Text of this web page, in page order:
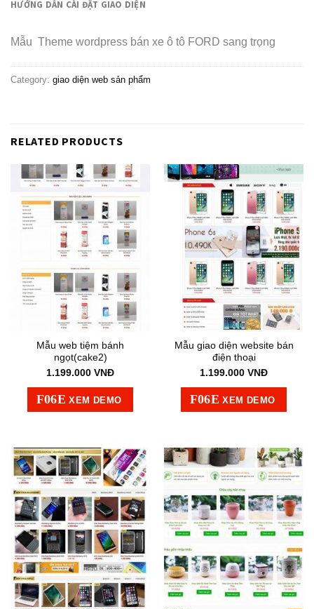
HƯỚNG DẪN CÀI ĐẶT GIAO DIỆN
Mẫu Theme wordpress bán xe ô tô FORD sang trọng
Category: giao diện web sản phẩm
RELATED PRODUCTS
Mẫu web tiệm bánh
ngọt(cake2)
1.199.000 VNĐ
XEM DEMO
Mẫu giao diện website bán
điện thoại
1.199.000 VNĐ
XEM DEMO